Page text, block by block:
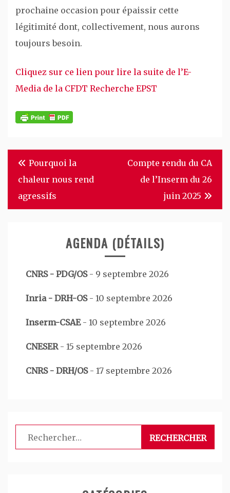
prochaine occasion pour épaissir cette
légitimité dont, collectivement, nous aurons
toujours besoin.
Cliquez sur ce lien pour lire la suite de l’E-
Media de la CFDT Recherche EPST
Navigation
l’article
Pourquoi la
chaleur nous rend
agressifs
Compte rendu du CA
de l’Inserm du 26
juin 2025
AGENDA (DÉTAILS)
CNRS - PDG/OS- 9 septembre 2026
Inria - DRH-OS- 10 septembre 2026
Inserm-CSAE- 10 septembre 2026
CNESER- 15 septembre 2026
CNRS - DRH/OS- 17 septembre 2026
Rechercher :